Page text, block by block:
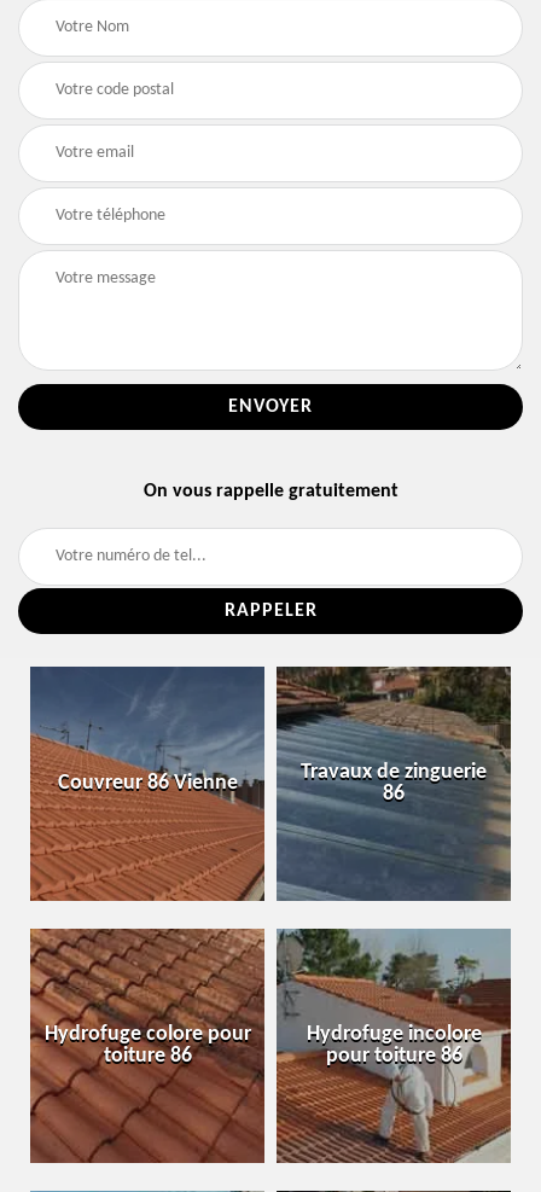
On vous rappelle gratuitement
Couvreur 86 Vienne
Travaux de zinguerie
86
Hydrofuge colore pour
toiture 86
Hydrofuge incolore
pour toiture 86